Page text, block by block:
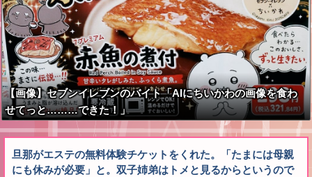
【画像】セブンイレブンのバイト「AIにちいかわの画像を食わ
せてっと………できた！」
旦那がエステの無料体験チケットをくれた。「たまには母親
にも休みが必要」と。双子姉弟はトメと見るからというので